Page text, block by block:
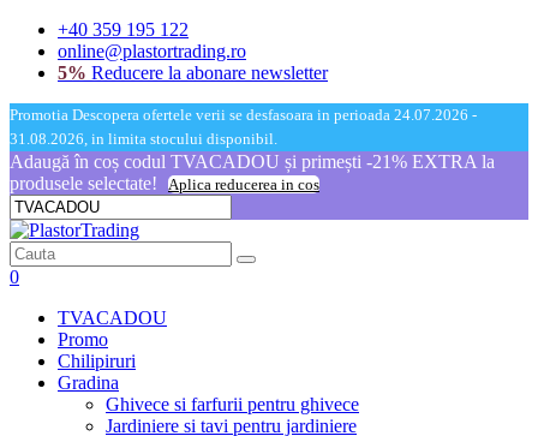
+40 359 195 122
online@plastortrading.ro
5% Reducere la abonare newsletter
Promotia Descopera ofertele verii se desfasoara in perioada 24.07.2026 -
31.08.2026, in limita stocului disponibil.
Adaugă în coș codul TVACADOU și primești -21% EXTRA la
produsele selectate!
Aplica reducerea in cos
0
TVACADOU
Promo
Chilipiruri
Gradina
Ghivece si farfurii pentru ghivece
Jardiniere si tavi pentru jardiniere